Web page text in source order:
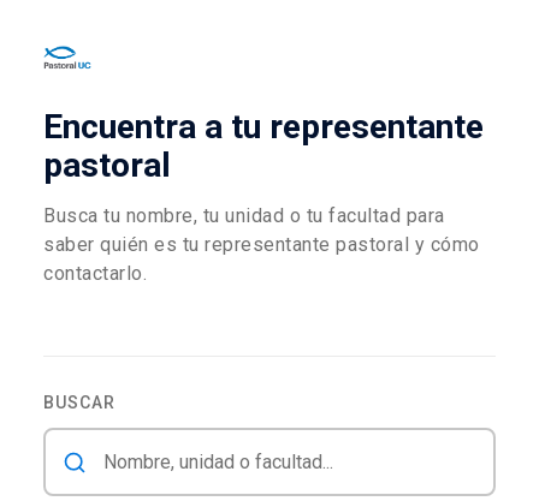
Encuentra a tu representante
pastoral
Busca tu nombre, tu unidad o tu facultad para
saber quién es tu representante pastoral y cómo
contactarlo.
BUSCAR